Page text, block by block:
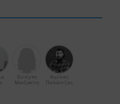
Ευτέρπη
Μουζακίτη
Αιμίλιος
Παλάντζας